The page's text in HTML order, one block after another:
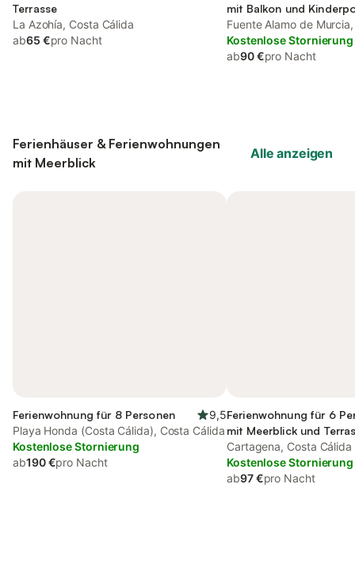
Terrasse
La Azohía, Costa Cálida
ab65 €pro Nacht
mit Balkon und
Fuente Alamo de
Kostenlose Stornierung
ab90 €pro Nacht
Ferienhäuser & Ferienwohnungen
mit Meerblick
Alle anzeigen
Ferienwohnung für 8 Personen
9,5
Playa Honda (Costa Cálida), Costa Cálida
Kostenlose Stornierung
ab190 €pro Nacht
Ferienwohnung für 6
mit Meerblick und
Garten
Cartagena, Costa Cálida
Kostenlose Stornierung
ab97 €pro Nacht